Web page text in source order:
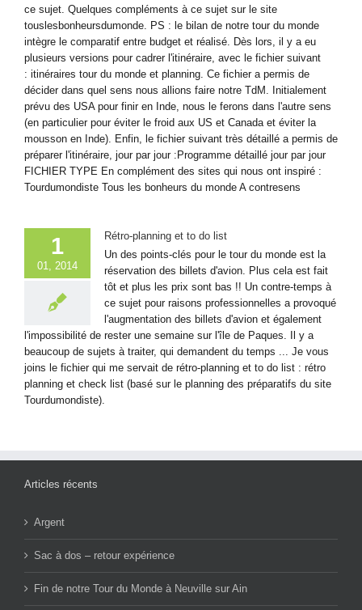
ce sujet. Quelques compléments à ce sujet sur le site
touslesbonheursdumonde. PS : le bilan de notre tour du monde
intègre le comparatif entre budget et réalisé. Dès lors, il y a eu
plusieurs versions pour cadrer l'itinéraire, avec le fichier suivant
: itinéraires tour du monde et planning. Ce fichier a permis de
décider dans quel sens nous allions faire notre TdM. Initialement
prévu des USA pour finir en Inde, nous le ferons dans l'autre sens
(en particulier pour éviter le froid aux US et Canada et éviter la
mousson en Inde). Enfin, le fichier suivant très détaillé a permis de
préparer l'itinéraire, jour par jour :Programme détaillé jour par jour
FICHIER TYPE En complément des sites qui nous ont inspiré :
Tourdumondiste Tous les bonheurs du monde A contresens
1
01, 2014
Rétro-planning et to do list
Un des points-clés pour le tour du monde est la
réservation des billets d'avion. Plus cela est fait
tôt et plus les prix sont bas !! Un contre-temps à
ce sujet pour raisons professionnelles a provoqué
l'augmentation des billets d'avion et également
l'impossibilité de rester une semaine sur l'île de Paques. Il y a
beaucoup de sujets à traiter, qui demandent du temps ... Je vous
joins le fichier qui me servait de rétro-planning et to do list : rétro
planning et check list (basé sur le planning des préparatifs du site
Tourdumondiste).
Articles récents
Argent
Sac à dos – retour expérience
Fin de notre Tour du Monde à Neuville sur Ain